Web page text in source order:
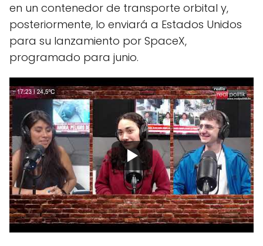
en un contenedor de transporte orbital y,
posteriormente, lo enviará a Estados Unidos
para su lanzamiento por SpaceX,
programado para junio.